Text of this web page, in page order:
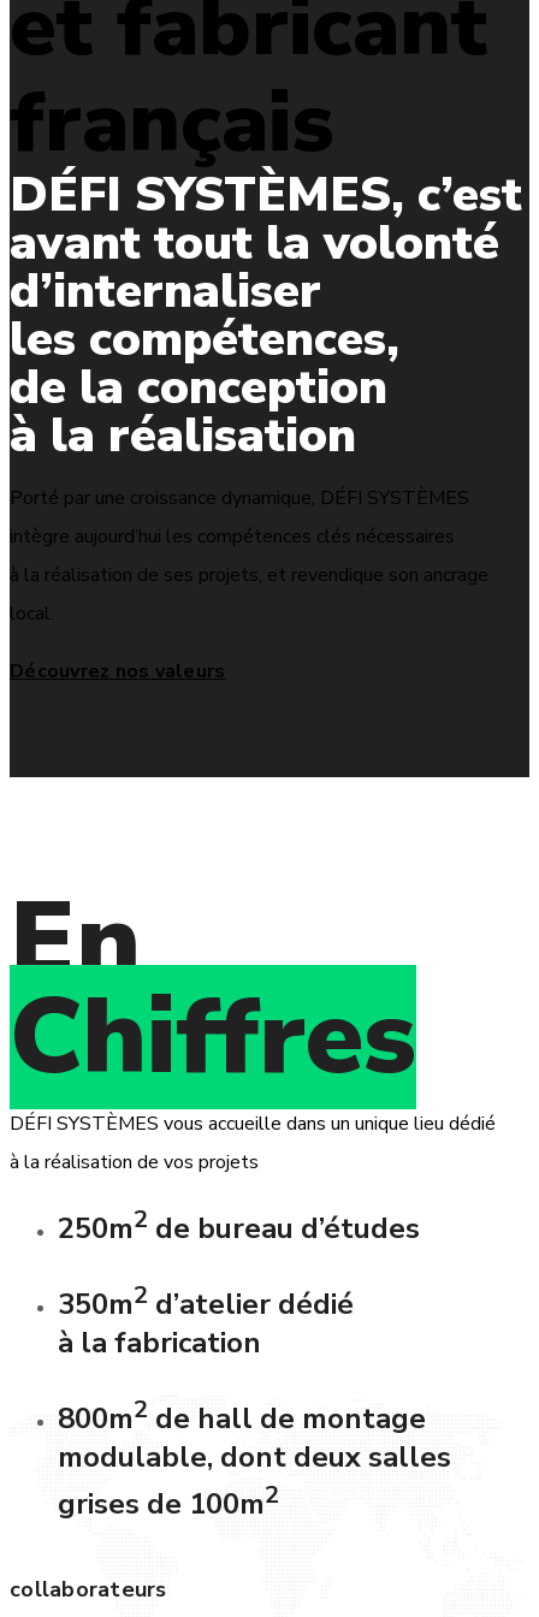
et fabricant
français
DÉFI SYSTÈMES, c’est
avant tout la volonté
d’internaliser
les compétences,
de la conception
à la réalisation
Porté par une croissance dynamique, DÉFI SYSTÈMES
intègre aujourd’hui les compétences clés nécessaires
à la réalisation de ses projets, et revendique son ancrage
local.
Découvrez nos valeurs
En
Chiffres
DÉFI SYSTÈMES vous accueille dans un unique lieu dédié
à la réalisation de vos projets
250m2 de bureau d’études
350m2 d’atelier dédié
à la fabrication
800m2 de hall de montage
modulable, dont deux salles
grises de 100m2
collaborateurs